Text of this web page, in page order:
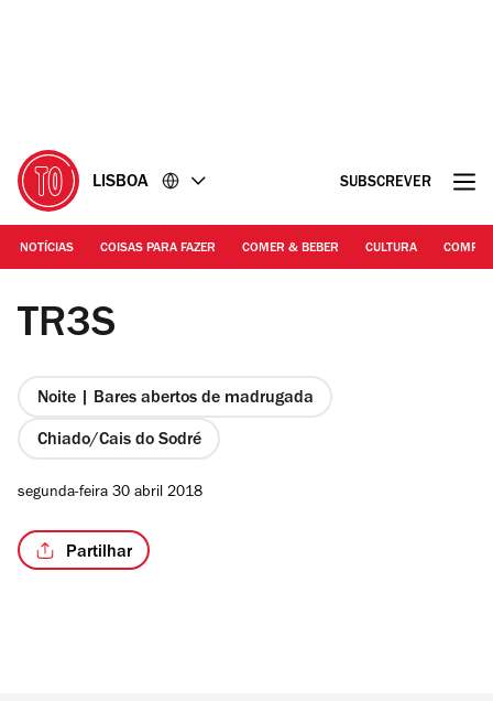
LISBOA SUBSCREVER
NOTÍCIAS COISAS PARA FAZER COMER & BEBER CULTURA
Fotografia: Arlindo Camacho
TR3S
Noite | Bares abertos de madrugada
Chiado/Cais do Sodré
segunda-feira 30 abril 2018
Partilhar